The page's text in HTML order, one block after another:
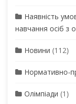
Наявність
навчання осіб з
Новини (112)
Нормативно-
Олімпіади (1)